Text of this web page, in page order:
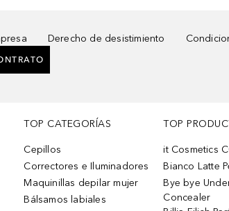
Derecho de desistimiento
TOP CATEGORÍAS
Cepillos
Correctores e Iluminadores
Maquinillas depilar mujer
Bálsamos labiales
TOP
it Cosmetics
Bianco Latte
Bye bye
Concealer